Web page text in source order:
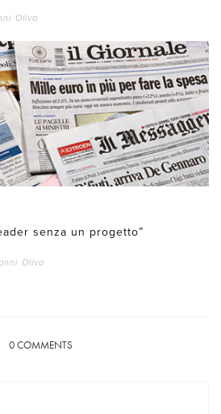
Oliva
senza un progetto”
Oliva
0COMMENTS